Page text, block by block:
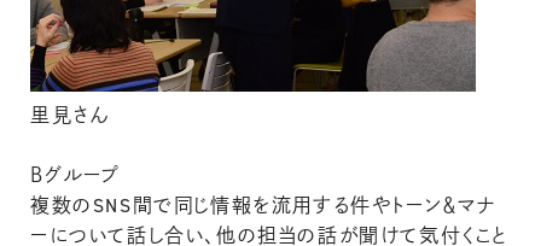
里見さん
Ｂグループ
複数のSNS間で同じ情報を流用する件やトーン＆マナ
ーについて話し合い、他の担当の話が聞けて気付くこと